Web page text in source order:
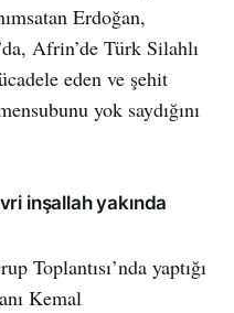
Erdoğan,
Afrin’de Türk Silahlı
eden ve şehit
yok saydığını
inşallah yakında
Toplantısı’nda yaptığı
Kemal